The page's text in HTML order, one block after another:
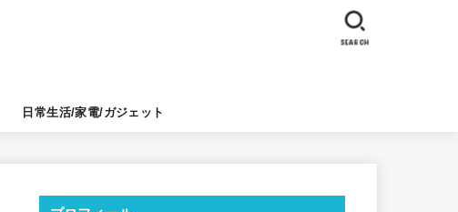
日常生活/家電/ガジェット
SEARCH